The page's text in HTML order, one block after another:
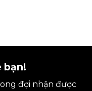
bạn!
đợi nhận được